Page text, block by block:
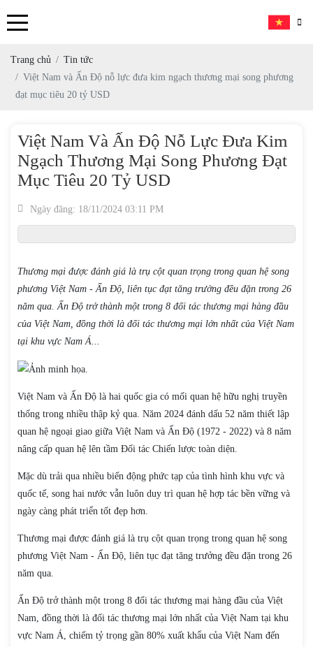
Trang chủ
Tin tức
Việt Nam và Ấn Độ nỗ lực đưa kim ngạch thương mại song phương
đạt mục tiêu 20 tỷ USD
Việt Nam Và Ấn Độ Nỗ Lực Đưa Kim
Ngạch Thương Mại Song Phương Đạt
Mục Tiêu 20 Tỷ USD
Ngày đăng: 18/11/2024 03:11 PM
Thương mại được đánh giá là trụ cột quan trọng trong quan hệ song
phương Việt Nam - Ấn Độ, liên tục đạt tăng trưởng đều đặn trong 26
năm qua. Ấn Độ trở thành một trong 8 đối tác thương mại hàng đầu
của Việt Nam, đồng thời là đối tác thương mại lớn nhất của Việt Nam
tại khu vực Nam Á...
Việt Nam và Ấn Độ là hai quốc gia có mối quan hệ hữu nghị truyền
thống trong nhiều thập kỷ qua. Năm 2024 đánh dấu 52 năm thiết lập
quan hệ ngoại giao giữa Việt Nam và Ấn Độ (1972 - 2022) và 8 năm
nâng cấp quan hệ lên tầm Đối tác Chiến lược toàn diện.
Mặc dù trải qua nhiều biến động phức tạp của tình hình khu vực và
quốc tế, song hai nước vẫn luôn duy trì quan hệ hợp tác bền vững và
ngày càng phát triển tốt đẹp hơn.
Thương mại được đánh giá là trụ cột quan trọng trong quan hệ song
phương Việt Nam - Ấn Độ, liên tục đạt tăng trưởng đều đặn trong 26
năm qua.
Ấn Độ trở thành một trong 8 đối tác thương mại hàng đầu của Việt
Nam, đồng thời là đối tác thương mại lớn nhất của Việt Nam tại khu
vực Nam Á, chiếm tỷ trọng gần 80% xuất khẩu của Việt Nam đến